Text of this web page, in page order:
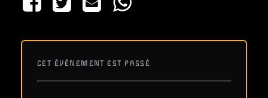
CET ÉVÈNEMENT EST PASSÉ